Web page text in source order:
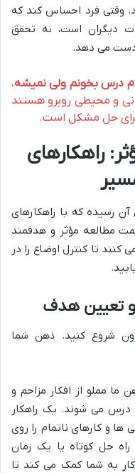
وقتی فرد احساس کند که
دیگران است، نه تحقق
دست می دهد.
درس بخونم ولی نمیشه،
و محیطی روبرو هستند
حل مشکل است.
راهکارهای
رسیده که با راهکارهای
مطالعه مؤثر و هدفمند
تا کنترل اوضاع را در
تعیین هدف
شروع کنید. ذهن شما
ما مملو از افکار مزاحم و
درس می شوند. یک راهکار
ها و کارهای ناتمام را روی
حل کوتاه یا یک زمان
به شما کمک می کند تا